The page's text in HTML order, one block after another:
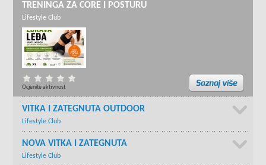
TRENINGA ZA CORE I POSTURU
Lifestyle Club
Ocjenite aktivnost
VITKA I ZATEGNUTA OUTDOOR
Lifestyle Club
NOVA VITKA I ZATEGNUTA
Lifestyle Club